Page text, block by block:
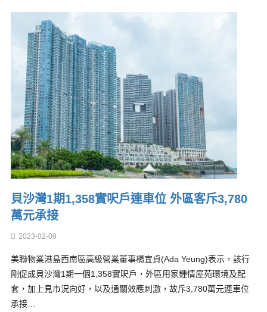
貝沙灣1期1,358實呎戶連車位 外區客斥3,780
萬元承接
2023-02-09
美聯物業港島西南區高級營業董事楊宜貞(Ada Yeung)表示，該行
剛促成貝沙灣1期一個1,358實呎戶，外區用家鍾情屋苑環境及配
套，加上見市況向好，以及通關效應刺激，故斥3,780萬元連車位
承接…